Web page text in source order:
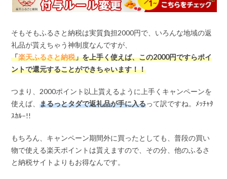
そもそもふるさと納税は実質負担2000円で、いろんな地域の返
礼品が貰えちゃう神制度なんですが、
「楽天ふるさと納税」を上手く使えば、この2000円ですらポイ
ントで還元することができちゃいます！！
つまり、2000ポイント以上貰えるように上手くキャンペーンを
使えば、まるっとタダで返礼品が手に入るって訳ですね。ﾒｯﾁｬﾀ
ｽｶﾙ–!!
もちろん、キャンペーン期間外に買ったとしても、普段の買い
物で使える楽天ポイントは貰えますので、その分、他のふるさ
と納税サイトよりもお得なんです。